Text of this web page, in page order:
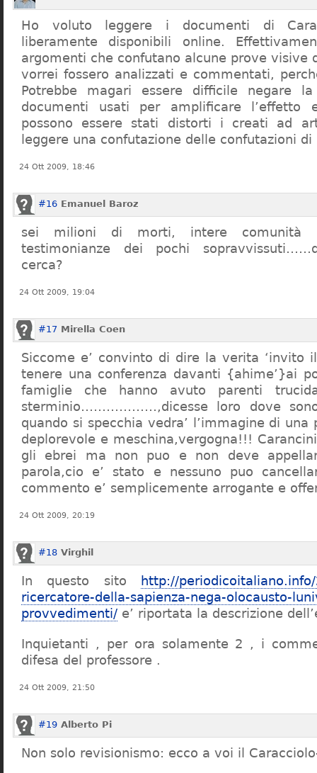
Ho voluto leggere i documenti di
liberamente disponibili online.
argomenti che confutano alcune prove visive
vorrei fossero analizzati e commentati,
Potrebbe magari essere difficile negare
documenti usati per amplificare l’effetto
possono essere stati distorti i creati ad
leggere una confutazione delle confutazioni di
24 Ott 2009, 18:46
#16 Emanuel Baroz
sei milioni di morti, intere comunità
testimonianze dei pochi
cerca?
24 Ott 2009, 19:04
#17 Mirella Coen
Siccome e’ convinto di dire la verita ‘invito
tenere una conferenza davanti {ahime’}ai
famiglie che hanno avuto parenti
sterminio………………,dicesse loro dove
quando si specchia vedra’ l’immagine di una
deplorevole e meschina,vergogna!!!
gli ebrei ma non puo e non deve
parola,cio e’ stato e nessuno puo
commento e’ semplicemente arrogante e
24 Ott 2009, 20:19
#18 Virghil
In questo sito
http://
ricercatore-della-sapienza-nega-olocausto-
provvedimenti/ e’ riportata la descrizione
Inquietanti , per ora solamente 2 , i
difesa del professore .
24 Ott 2009, 21:50
#19 Alberto Pi
Non solo revisionismo: ecco a voi il